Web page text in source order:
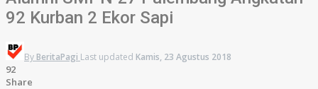
92 Kurban 2 Ekor Sapi
By BeritaPagi Last updated Kamis, 23 Agustus 2018
92
Share